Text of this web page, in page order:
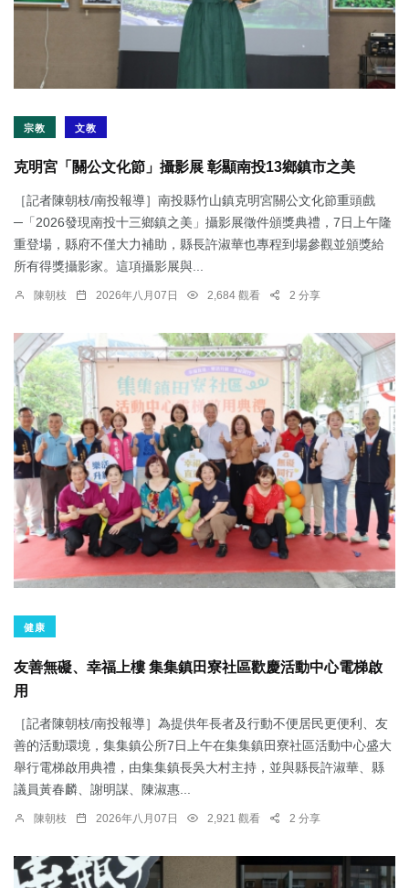
宗教 文教
克明宮「關公文化節」攝影展 彰顯南投13鄉鎮市之美
［記者陳朝枝/南投報導］南投縣竹山鎮克明宮關公文化節重頭戲
─「2026發現南投十三鄉鎮之美」攝影展徵件頒獎典禮，7日上午隆
重登場，縣府不僅大力補助，縣長許淑華也專程到場參觀並頒獎給
所有得獎攝影家。這項攝影展與...
陳朝枝 2026年八月07日 2,684 觀看 2 分享
健康
友善無礙、幸福上樓 集集鎮田寮社區歡慶活動中心電梯啟
用
［記者陳朝枝/南投報導］為提供年長者及行動不便居民更便利、友
善的活動環境，集集鎮公所7日上午在集集鎮田寮社區活動中心盛大
舉行電梯啟用典禮，由集集鎮長吳大村主持，並與縣長許淑華、縣
議員黃春麟、謝明謀、陳淑惠...
陳朝枝 2026年八月07日 2,921 觀看 2 分享